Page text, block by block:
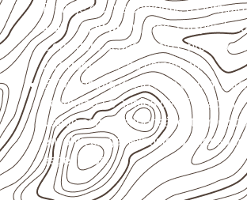
Planeje o corte conforme os
1,60 × 2,50 m, sujeitos à
Considere acabamento e proteção
qualquer corte ou usinagem.
Evite contato direto com o solo,
acumulada e apoios desnivelados.
Valide com o responsável técnico
envolva carga, exposição intensa
específicos.